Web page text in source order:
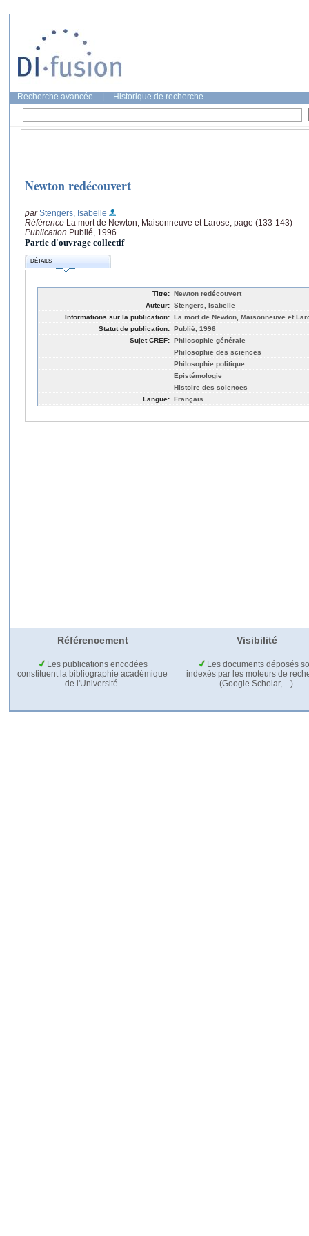
Recherche avancée Historique de recherche
Newton redécouvert
parStengers, Isabelle
Référence La mort de Newton, Maisonneuve et Larose, page (133-143)
Publication Publié, 1996
Partie d'ouvrage collectif
DÉTAILS
Titre: Newton redécouvert
Auteur: Stengers, Isabelle
Informations sur la publication: La mort de Newton, Maisonneuve et
Statut de publication: Publié, 1996
Sujet CREF: Philosophie générale
Philosophie des sciences
Philosophie politique
Epistémologie
Histoire des sciences
Langue: Français
Référencement Visibilité
Les publications encodées
constituent la bibliographie académique
de l'Université.
Les documents déposés
indexés par les moteurs de
(Google Scholar,…).